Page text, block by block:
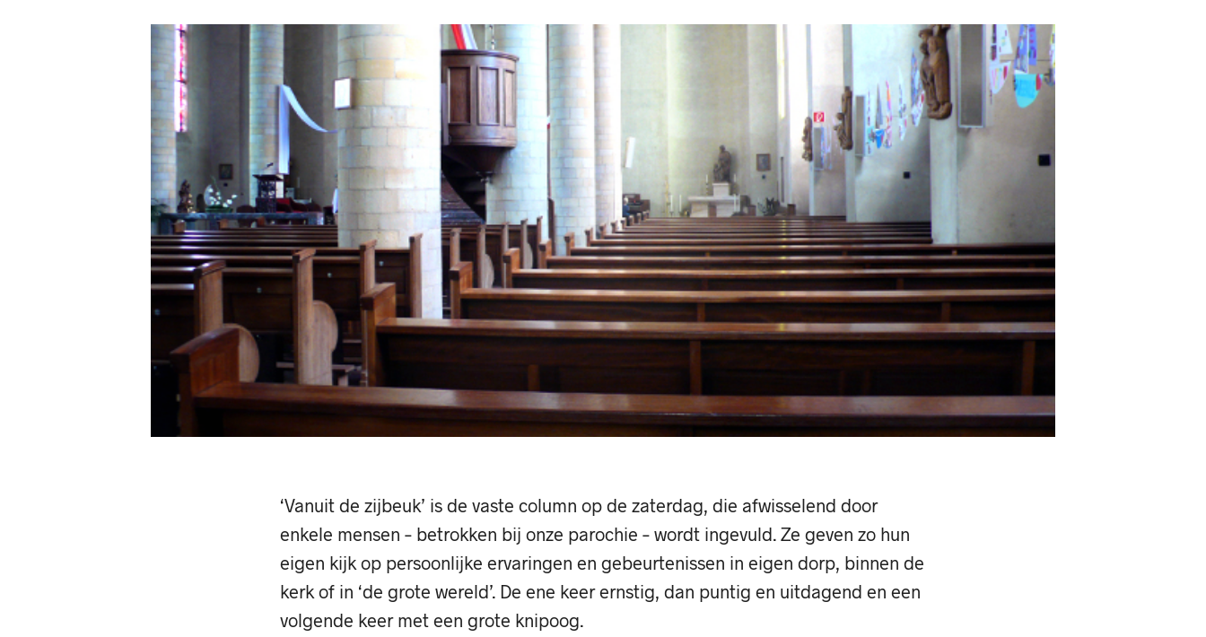
‘Vanuit de zijbeuk’ is de vaste column op de zaterdag, die afwisselend door
enkele mensen – betrokken bij onze parochie – wordt ingevuld. Ze geven zo hun
eigen kijk op persoonlijke ervaringen en gebeurtenissen in eigen dorp, binnen de
kerk of in ‘de grote wereld’. De ene keer ernstig, dan puntig en uitdagend en een
volgende keer met een grote knipoog.